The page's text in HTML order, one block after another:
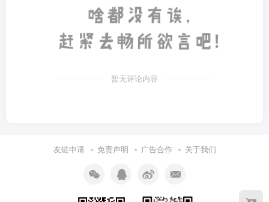
暂无评论内容
友链申请 免责声明 广告合作 关于我们